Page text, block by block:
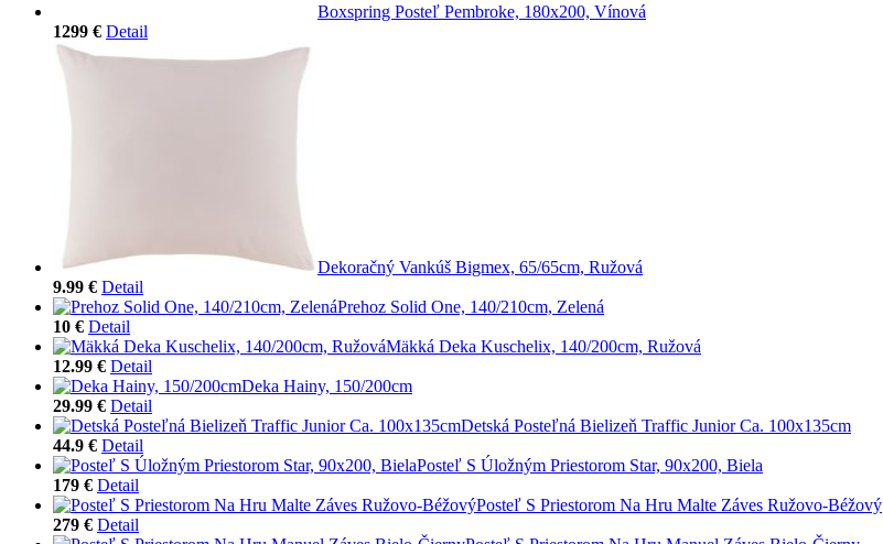
Boxspring Posteľ Pembroke, 180x200, Vínová
1299 € Detail
Dekoračný Vankúš Bigmex, 65/65cm, Ružová
9.99 € Detail
Prehoz Solid One, 140/210cm, Zelená
10 € Detail
Mäkká Deka Kuschelix, 140/200cm, Ružová
12.99 € Detail
Deka Hainy, 150/200cm
29.99 € Detail
Detská Posteľná Bielizeň Traffic Junior Ca. 100x135cm
44.9 € Detail
Posteľ S Úložným Priestorom Star, 90x200, Biela
179 € Detail
Posteľ S Priestorom Na Hru Malte Záves Ružovo-Béžový
279 € Detail